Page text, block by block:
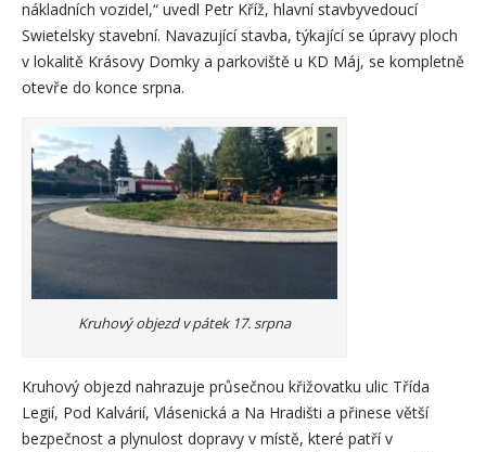
nákladních vozidel,“ uvedl Petr Kříž, hlavní stavbyvedoucí
Swietelsky stavební. Navazující stavba, týkající se úpravy ploch
v lokalitě Krásovy Domky a parkoviště u KD Máj, se kompletně
otevře do konce srpna.
Kruhový objezd v pátek 17. srpna
Kruhový objezd nahrazuje průsečnou křižovatku ulic Třída
Legií, Pod Kalvárií, Vlásenická a Na Hradišti a přinese větší
bezpečnost a plynulost dopravy v místě, které patří v